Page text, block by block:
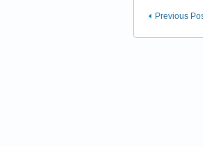
Previous